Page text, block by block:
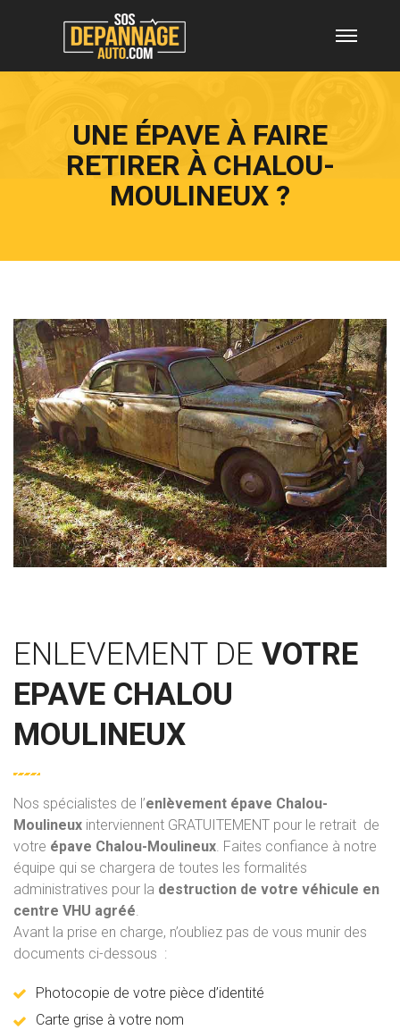
UNE ÉPAVE À FAIRE
RETIRER À CHALOU-
MOULINEUX ?
ENLEVEMENT DE VOTRE
EPAVE CHALOU
MOULINEUX
Nos spécialistes de l’enlèvement épave Chalou-
Moulineux interviennent GRATUITEMENT pour le retrait de
votre épave Chalou-Moulineux. Faites confiance à notre
équipe qui se chargera de toutes les formalités
administratives pour la destruction de votre véhicule en
centre VHU agréé.
Avant la prise en charge, n’oubliez pas de vous munir des
documents ci-dessous :
Photocopie de votre pièce d’identité
Carte grise à votre nom